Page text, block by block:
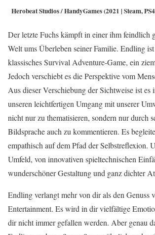
Herobeat Studios / HandyGames (2021 | Steam,
Der letzte Fuchs kämpft in einer ihm feindlich
Welt ums Überleben seiner Familie. Endling
klassisches Survival Adventure-Game, ein
Jedoch verschiebt es die Perspektive vom
Aus dieser Verschiebung der Sichtweise ist es
unseren leichtfertigen Umgang mit unserer
nicht nur zu thematisieren, sondern nur durch
Bildsprache auch zu kommentieren. Es
empathisch auf dem Pfad der Selbstreflexion.
Umfeld, von innovativen spieltechnischen
wunderschöner Gestaltung und ganz dichter
Endling verlangt mehr von dir als den Genuss
Entertainment. Es wird in dir vielfältige
dir nicht immer gefallen werden. Aber genau